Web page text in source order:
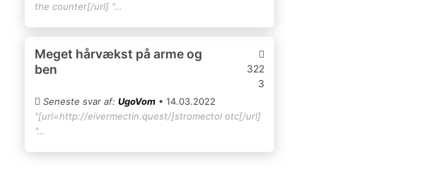
the counter[/url] "…
Meget hårvækst på arme og
ben
322
3
Seneste svar af: UgoVom• 14.03.2022
"[url=http://eivermectin.quest/]stromectol otc[/url]
"…